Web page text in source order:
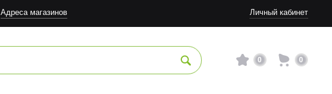
Адреса магазинов Личный кабинет
0 0